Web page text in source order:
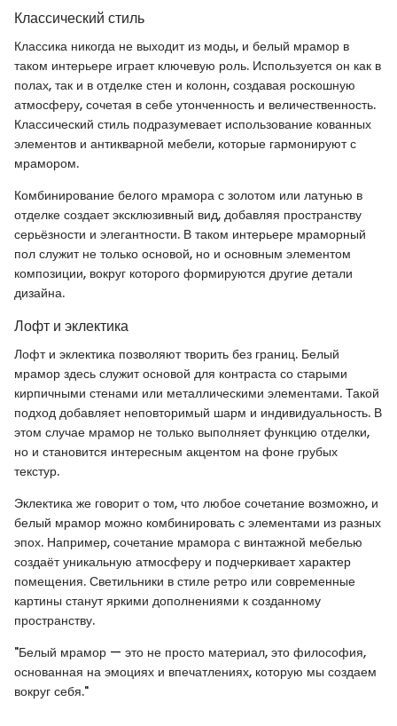
Классический стиль
Классика никогда не выходит из моды, и белый мрамор в
таком интерьере играет ключевую роль. Используется он как в
полах, так и в отделке стен и колонн, создавая роскошную
атмосферу, сочетая в себе утонченность и величественность.
Классический стиль подразумевает использование кованных
элементов и антикварной мебели, которые гармонируют с
мрамором.
Комбинирование белого мрамора с золотом или латунью в
отделке создает эксклюзивный вид, добавляя пространству
серьёзности и элегантности. В таком интерьере мраморный
пол служит не только основой, но и основным элементом
композиции, вокруг которого формируются другие детали
дизайна.
Лофт и эклектика
Лофт и эклектика позволяют творить без границ. Белый
мрамор здесь служит основой для контраста со старыми
кирпичными стенами или металлическими элементами. Такой
подход добавляет неповторимый шарм и индивидуальность. В
этом случае мрамор не только выполняет функцию отделки,
но и становится интересным акцентом на фоне грубых
текстур.
Эклектика же говорит о том, что любое сочетание возможно, и
белый мрамор можно комбинировать с элементами из разных
эпох. Например, сочетание мрамора с винтажной мебелью
создаёт уникальную атмосферу и подчеркивает характер
помещения. Светильники в стиле ретро или современные
картины станут яркими дополнениями к созданному
пространству.
"Белый мрамор — это не просто материал, это философия,
основанная на эмоциях и впечатлениях, которую мы создаем
вокруг себя."